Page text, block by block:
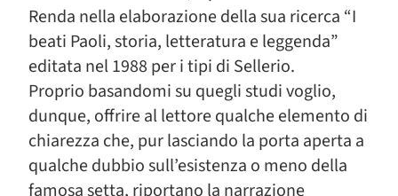
Renda nella elaborazione della sua ricerca “I
beati Paoli, storia, letteratura e leggenda”
editata nel 1988 per i tipi di Sellerio.
Proprio basandomi su quegli studi voglio,
dunque, offrire al lettore qualche elemento di
chiarezza che, pur lasciando la porta aperta a
qualche dubbio sull’esistenza o meno della
famosa setta, riportano la narrazione